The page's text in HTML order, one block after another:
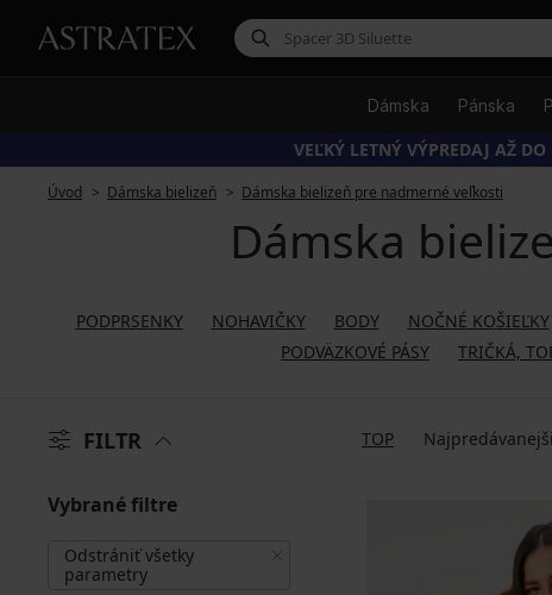
Dámska Pánska
VEĽKÝ LETNÝ VÝPREDAJ AŽ
Úvod Dámska bielizeň Dámska bielizeň pre nadmerné veľkosti
Dámska
PODPRSENKY NOHAVIČKY BODY NOČNÉ KOŠIEĽKY
PODVÄZKOVÉ PÁSY
TRIČKÁ,
FILTR TOP
Vybrané filtre
Odstrániť všetky
parametry